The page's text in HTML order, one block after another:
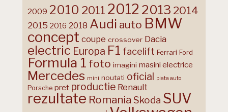
2009 2010 2011 2012 2013 2014
2015 2016 2018 Audi auto BMW
concept coupe crossover Dacia
electric Europa F1 facelift Ferrari Ford
Formula 1 foto imagini masini electrice
Mercedes mini noutati oficial piata auto
Porsche pret productie Renault
rezultate Romania Skoda SUV